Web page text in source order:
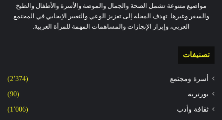
مواضيع متنوعة تشمل الصحة والجمال والموضة والأسرة والأطفال والطبخ
والسفر وغيرها. تهدف المجلة إلى تعزيز الوعي والتغيير الإيجابي في المجتمع
العربي، وإبراز الإنجازات والمساهمات المهمة للمرأة العربية.
تصنيفات
أسرة ومجتمع (2٬374)
بورتريه (90)
ثقافة وأدب (1٬006)